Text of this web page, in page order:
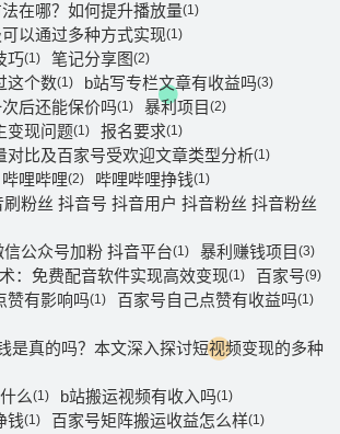
在哪？如何提升播放量(1)
以通过多种方式实现(1)
巧(1) 笔记分享图(2)
这个数(1) b站写专栏文章有收益吗(3)
后还能保价吗(1) 暴利项目 (2)
变现问题(1) 报名要求(1)
对比及百家号受欢迎文章类型分析(1)
哔哩哔哩(2) 哔哩哔哩挣钱(1)
粉丝 抖音号 抖音用户 抖音粉丝 抖音粉丝
公众号加粉 抖音平台(1) 暴利赚钱项目 (3)
：免费配音软件实现高效变现(1) 百家号(9)
赞有影响吗(1) 百家号自己点赞有收益吗(1)
是真的吗？本文深入探讨短视频变现的多种
么(1) b站搬运视频有收入吗(1)
钱(1) 百家号矩阵搬运收益怎么样(1)